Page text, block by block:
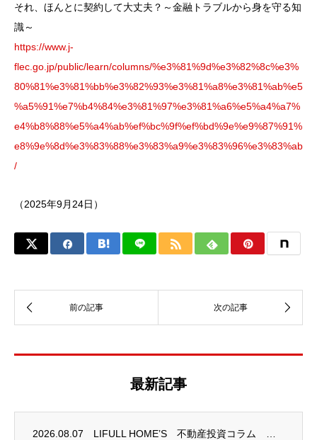
それ、ほんとに契約して大丈夫？～金融トラブルから身を守る知
識～
https://www.j-
flec.go.jp/public/learn/columns/%e3%81%9d%e3%82%8c%e3%
80%81%e3%81%bb%e3%82%93%e3%81%a8%e3%81%ab%e5
%a5%91%e7%b4%84%e3%81%97%e3%81%a6%e5%a4%a7%
e4%b8%88%e5%a4%ab%ef%bc%9f%ef%bd%9e%e9%87%91%
e8%9e%8d%e3%83%88%e3%83%a9%e3%83%96%e3%83%ab
/
（2025年9月24日）
最新記事
2026.08.07